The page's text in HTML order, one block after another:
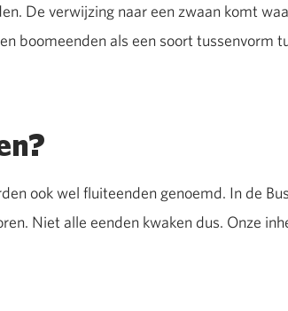
De verwijzing naar een zwaan komt
boomeenden als een soort tussenvorm
ook wel fluiteenden genoemd. In de
Niet alle eenden kwaken dus. Onze